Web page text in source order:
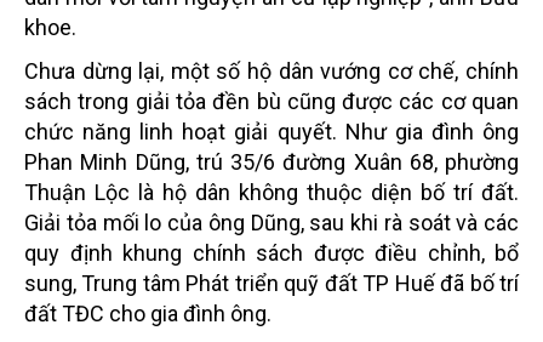
khoe.
Chưa dừng lại, một số hộ dân vướng cơ chế, chính
sách trong giải tỏa đền bù cũng được các cơ quan
chức năng linh hoạt giải quyết. Như gia đình ông
Phan Minh Dũng, trú 35/6 đường Xuân 68, phường
Thuận Lộc là hộ dân không thuộc diện bố trí đất.
Giải tỏa mối lo của ông Dũng, sau khi rà soát và các
quy định khung chính sách được điều chỉnh, bổ
sung, Trung tâm Phát triển quỹ đất TP Huế đã bố trí
đất TĐC cho gia đình ông.